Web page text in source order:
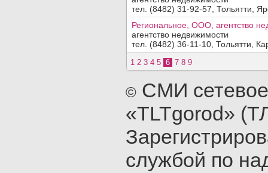
тел. (8482) 31-92-57, Тольятти,
Региональное, ООО, агентство
агентство недвижимости
тел. (8482) 36-11-10, Тольятти,
1 2 3 4 5 6 7 8 9
© СМИ
«TLTgorod»
службой по